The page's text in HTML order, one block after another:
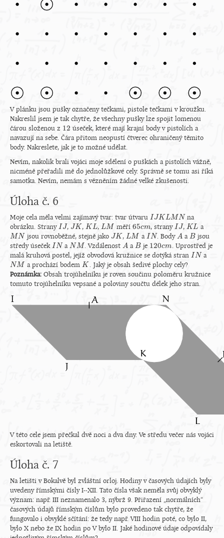
V plánku jsou pušky označeny tečkami, pistole tečkami v kroužku.
Nakreslil jsem je tak chytře, že všechny pušky lze spojit lomenou
čárou složenou z 12
12 úseček, které mají krajní body v pistolích a
navazují na sebe. Čára přitom neopustí čtverec ohraničený těmito
body. Nakreslete, jak je to možné udělat.
Nevím, nakolik brali vojáci moje sdělení o puškách a pistolích vážně,
nicméně přeřadili mě do jednolůžkové cely. Správně se tomu asi říká
samotka. Nevím, nemám s vězněním žádné velké zkušenosti.
Úloha č. 6
Moje cela měla velmi zajímavý tvar: tvar útvaru I JKLMN
IJKLMN
na
obrázku. Strany I J
IJ , JK
JK ,KL
KL ,LM
LM měří 65cm
65cm , strany I J
IJ , KL
KL a
MN
MN jsou rovnoběžné, stejně jako JK
JK ,LM
LM a IN
IN . Body A
A aB
B jsou
středy úseček IN
IN aNM
NM . VzdálenostA
A aB
B je 120cm
120cm . Uprostřed je
malá kruhová postel, jejíž obvodová kružnice se dotýká stran IN
IN a
NM
NM a prochází bodem K
K . Jaký je obsah šedivé plochy cely?
Poznámka: Obsah trojúhelníku je roven součinu poloměru kružnice
tomuto trojúhelníku vepsané a poloviny součtu délek jeho stran.
V této cele jsem přečkal dvě noci a dva dny. Ve středu večer nás vojáci
eskortovali na letiště.
Úloha č. 7
Na letišti v Bokalvě byl zvláštní orloj. Hodiny v časových údajích byly
uvedeny římskými čísly I--XII. Tato čísla však neměla svůj obvyklý
význam: např. III neznamenalo 3, nýbrž 9. Přiřazení „normálních“
časových údajů římským číslům bylo provedeno tak chytře, že
fungovalo i obvyklé sčítání: že tedy např. VIII hodin poté, co bylo II,
bylo X nebo že IX hodin po V bylo II. Jaké hodinové údaje odpovídaly